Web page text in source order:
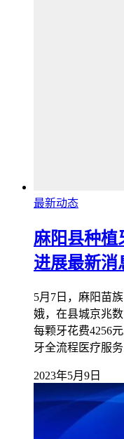
最新动态
麻阳县种植
进展最新消
5月7日，麻阳苗
娥，在县城京兆
每颗牙花费4256
牙全流程医疗服
2023年5月9日